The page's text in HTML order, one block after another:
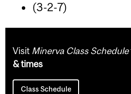
(3-2-7)
Visit Minerva Class Schedule
& times
Class Schedule